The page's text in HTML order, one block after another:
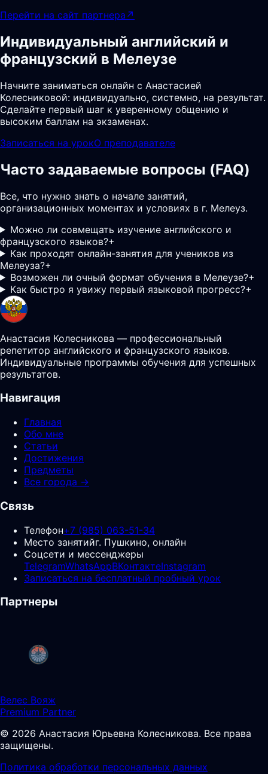
Перейти на сайт партнера ↗
Индивидуальный английский и
французский в Мелеузе
Начните заниматься онлайн с Анастасией
Колесниковой: индивидуально, системно, на результат.
Сделайте первый шаг к уверенному общению и
высоким баллам на экзаменах.
Записаться на урокО преподавателе
Часто задаваемые вопросы (FAQ)
Все, что нужно знать о начале занятий,
организационных моментах и условиях в г. Мелеуз.
Можно ли совмещать изучение английского и
французского языков?+
Как проходят онлайн-занятия для учеников из
Мелеуза?+
Возможен ли очный формат обучения в Мелеузе?+
Как быстро я увижу первый языковой прогресс?+
Анастасия Колесникова — профессиональный
репетитор английского и французского языков.
Индивидуальные программы обучения для успешных
результатов.
Навигация
Главная
Обо мне
Статьи
Достижения
Предметы
Все города →
Связь
Телефон+7 (985) 063-51-34
Место занятийг. Пушкино, онлайн
Соцсети и мессенджеры
TelegramWhatsAppВКонтактеInstagram
Записаться на бесплатный пробный урок
Партнеры
Велес Вояж
Premium Partner
© 2026 Анастасия Юрьевна Колесникова. Все права
защищены.
Политика обработки персональных данных